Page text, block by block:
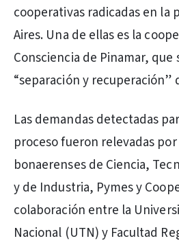
cooperativas radicadas en la
Aires. Una de ellas es la
Consciencia de Pinamar, que
“separación y recuperación”
Las demandas detectadas
proceso fueron relevadas
bonaerenses de Ciencia,
y de Industria, Pymes y
colaboración entre la
Nacional (UTN) y Facultad